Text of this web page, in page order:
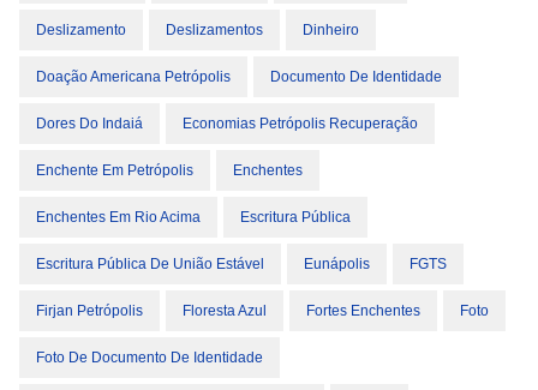
Deslizamento Deslizamentos Dinheiro
Doação Americana Petrópolis Documento De Identidade
Dores Do Indaiá Economias Petrópolis Recuperação
Enchente Em Petrópolis Enchentes
Enchentes Em Rio Acima Escritura Pública
Escritura Pública De União Estável Eunápolis FGTS
Firjan Petrópolis Floresta Azul Fortes Enchentes Foto
Foto De Documento De Identidade